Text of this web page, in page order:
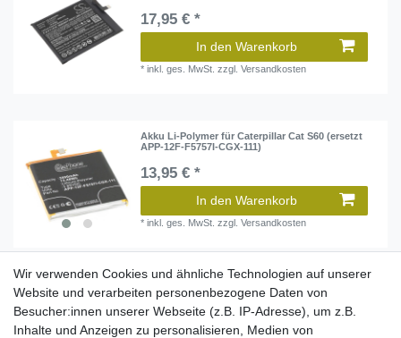
17,95 € *
In den Warenkorb
*inkl. ges. MwSt. zzgl.Versandkosten
Akku Li-Polymer für Caterpillar Cat S60 (ersetzt
APP-12F-F5757I-CGX-111)
13,95 € *
In den Warenkorb
*inkl. ges. MwSt. zzgl.Versandkosten
Akku Li-Polymer für Caterpillar CAT S61 (ersetzt
APP00262)
15,95 € *
Wir verwenden Cookies und ähnliche Technologien auf unserer
Website und verarbeiten personenbezogene Daten von
Besucher:innen unserer Webseite (z.B. IP-Adresse), um z.B.
Inhalte und Anzeigen zu personalisieren, Medien von